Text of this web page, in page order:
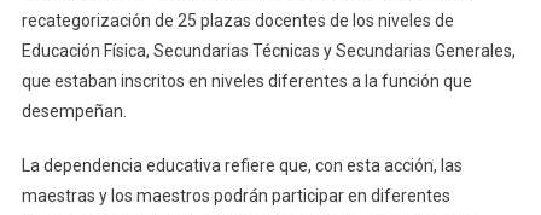
De
25
Plazas
recategorización de 25 plazas docentes de los niveles de
Educación Física, Secundarias Técnicas y Secundarias Generales,
que estaban inscritos en niveles diferentes a la función que
desempeñan.
La dependencia educativa refiere que, con esta acción, las
maestras y los maestros podrán participar en diferentes